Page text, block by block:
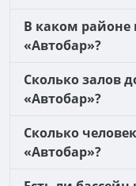
В каком районе
«Автобар»?
Сколько залов
«Автобар»?
Сколько
«Автобар»?